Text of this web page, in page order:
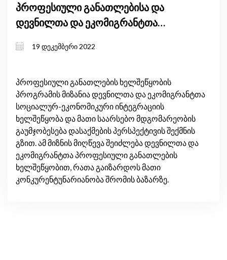
პროფესიული განათლებისა და
დევნილთა და ეკომიგრანტთა
საგრანტო პროგრამების
19 დეკემბერი 2022
პროფესიული განათლების ხელშეწყობის
პროგრამის მიზანია დევნილთა და ეკომიგრანტთა
სოციალურ-ეკონომიკური ინტეგრაციის
ხელშეწყობა და მათი საარსებო მდგომარეობის
გაუმჯობესება დასაქმების პერსპექტივის შექმნის
გზით. ამ მიზნის მიღწევა შეიძლება დევნილთა და
ეკომიგრანტთა პროფესიული განათლების
ხელშეწყობით, რათა გაიზარდოს მათი
კონკურენტუნარიანობა შრომის ბაზარზე.